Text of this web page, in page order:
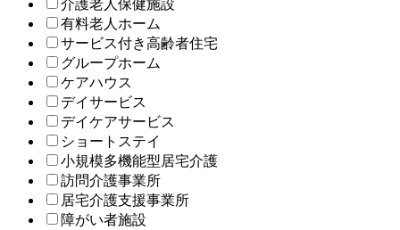
介護老人保健施設
有料老人ホーム
サービス付き高齢者住宅
グループホーム
ケアハウス
デイサービス
デイケアサービス
ショートステイ
小規模多機能型居宅介護
訪問介護事業所
居宅介護支援事業所
障がい者施設